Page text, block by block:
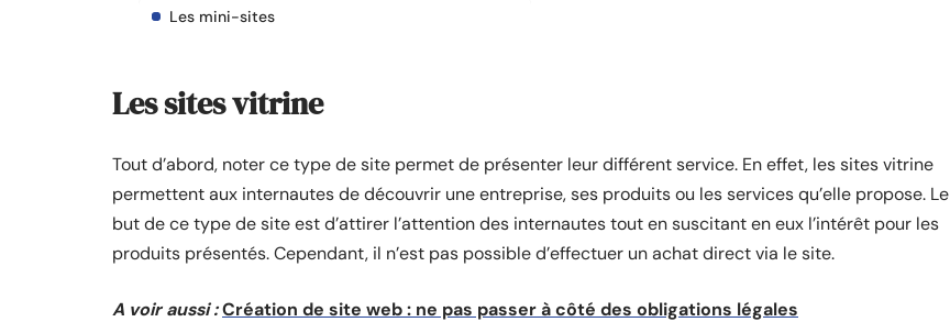
Les mini-sites
Les sites vitrine
Tout d’abord, noter ce type de site permet de présenter leur différent service. En effet, les sites vitrine
permettent aux internautes de découvrir une entreprise, ses produits ou les services qu’elle propose. Le
but de ce type de site est d’attirer l’attention des internautes tout en suscitant en eux l’intérêt pour les
produits présentés. Cependant, il n’est pas possible d’effectuer un achat direct via le site.
A voir aussi :Création de site web : ne pas passer à côté des obligations légales